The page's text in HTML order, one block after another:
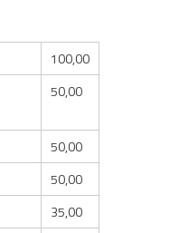
100,00
50,00
50,00
50,00
35,00